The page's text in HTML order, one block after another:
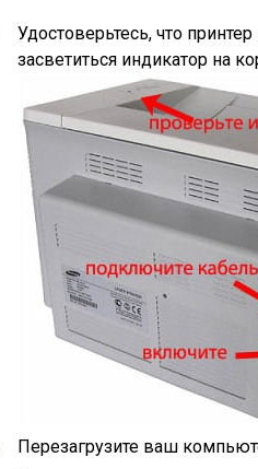
Удостоверьтесь, что
засветиться индикатор на
Перезагрузите ваш